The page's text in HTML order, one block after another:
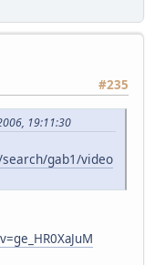
#235
19:11:30
gab1/video